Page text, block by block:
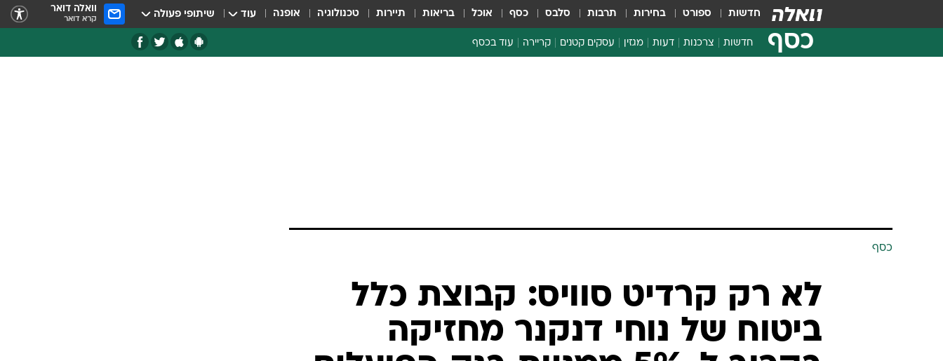
חדשות ספורט בחירות תרבות סלבס כסף אוכל בריאות תיירות טכנולוגיה אופנה עוד שיתופי פעולה וואלה דואר
קרא דואר
כסף חדשות צרכנות דעות מגזין עסקים קטנים קריירה עוד בכסף
כסף
לא רק קרדיט סוויס: קבוצת כלל
ביטוח של נוחי דנקנר מחזיקה